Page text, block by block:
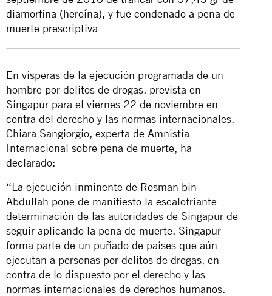
diamorfina (heroína), y fue condenado a pena de
muerte prescriptiva
En vísperas de la ejecución programada de un
hombre por delitos de drogas, prevista en
Singapur para el viernes 22 de noviembre en
contra del derecho y las normas internacionales,
Chiara Sangiorgio, experta de Amnistía
Internacional sobre pena de muerte, ha
declarado:
“La ejecución inminente de Rosman bin
Abdullah pone de manifiesto la escalofriante
determinación de las autoridades de Singapur de
seguir aplicando la pena de muerte. Singapur
forma parte de un puñado de países que aún
ejecutan a personas por delitos de drogas, en
contra de lo dispuesto por el derecho y las
normas internacionales de derechos humanos.